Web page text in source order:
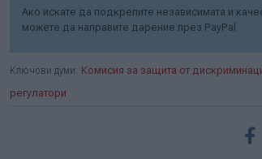
Ако искате да подкрепите независимата и
можете да направите дарение през PayPal
Ключови думи: Комисия за защита от
регулатори